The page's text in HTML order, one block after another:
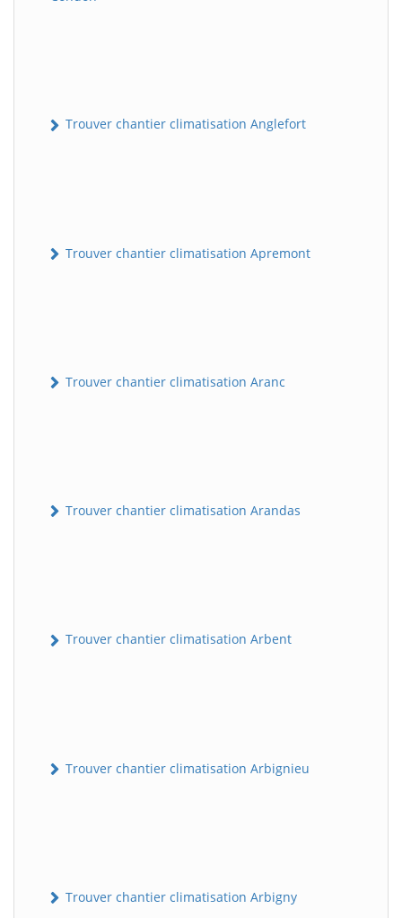
Trouver chantier climatisation Anglefort
Trouver chantier climatisation Apremont
Trouver chantier climatisation Aranc
Trouver chantier climatisation Arandas
Trouver chantier climatisation Arbent
Trouver chantier climatisation Arbignieu
Trouver chantier climatisation Arbigny